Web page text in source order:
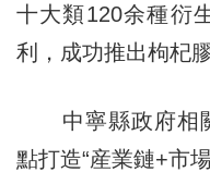
十大類120余種衍
利，成功推出枸杞
中寧縣政府相關
點打造“産業鏈+市